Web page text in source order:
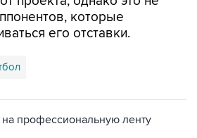
которые
его отставки.
на профессиональную ленту